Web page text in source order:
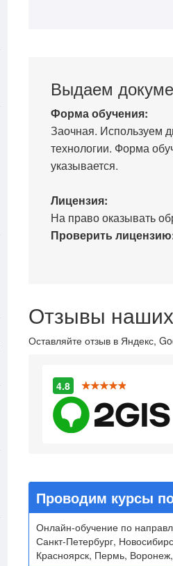
Выдаем
Форма обучения:
Заочная. Используем
технологии. Форма
указывается.
Лицензия:
На право оказывать
Проверить
Отзывы
Оставляйте отзыв в Яндекс,
4.8
Проводим курсы
Онлайн-обучение по
Санкт-Петербург,
Красноярск, Пермь,